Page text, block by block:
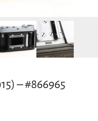
– #866965